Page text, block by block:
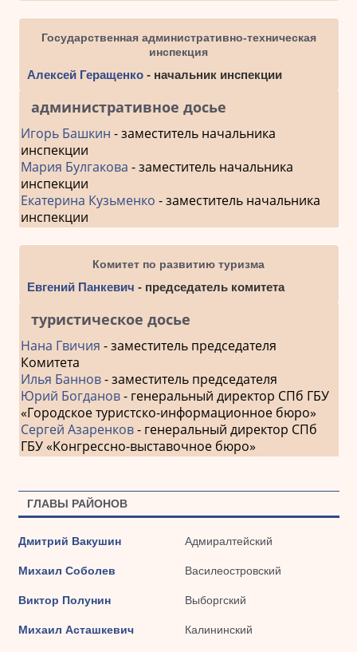
Государственная административно-техническая
инспекция
Алексей Геращенко- начальник инспекции
административное досье
Игорь Башкин - заместитель начальника
инспекции
Мария Булгакова - заместитель начальника
инспекции
Екатерина Кузьменко - заместитель начальника
инспекции
Комитет по развитию туризма
Евгений Панкевич - председатель комитета
туристическое досье
Нана Гвичия - заместитель председателя
Комитета
Илья Баннов- заместитель председателя
Юрий Богданов- генеральный директор СПб ГБУ
«Городское туристско-информационное бюро»
Сергей Азаренков- генеральный директор СПб
ГБУ «Конгрессно-выставочное бюро»
ГЛАВЫ РАЙОНОВ
Дмитрий Вакушин Адмиралтейский
Михаил Соболев Василеостровский
Виктор Полунин Выборгский
Михаил Асташкевич Калининский